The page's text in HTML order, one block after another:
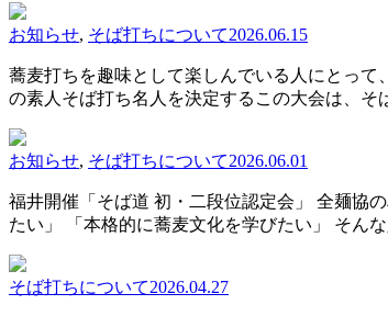
お知らせ, そば打ちについて2026.06.15
蕎麦打ちを趣味として楽しんでいる人にとっ
の素人そば打ち名人を決定するこの大会は、
お知らせ, そば打ちについて2026.06.01
福井開催「そば道 初・二段位認定会」 全麺協
たい」 「本格的に蕎麦文化を学びたい」 そん
そば打ちについて2026.04.27